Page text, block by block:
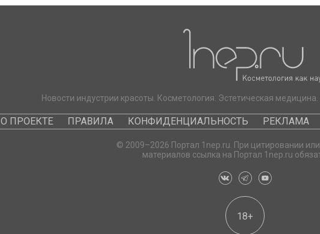
Новости индустрии красоты. Косметология. Эстетическая
О ПРОЕКТЕ ПРАВИЛА КОНФИДЕНЦИАЛЬНОСТЬ РЕКЛАМА
© 2009–2026 Портал 1nep.ru. При цитировании
материалов ссылка на Портал 1nep.ru
18+